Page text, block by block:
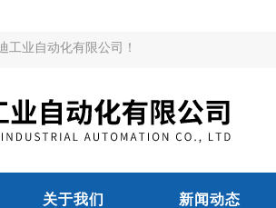
工业自动化有限公司！
关于我们 新闻动态